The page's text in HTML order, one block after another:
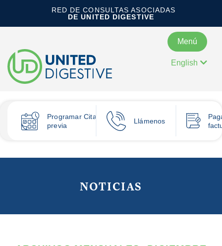
RED DE CONSULTAS ASOCIADAS
DE UNITED DIGESTIVE
Menú
English
ProgramarCita
previa
Llámenos
NOTICIAS